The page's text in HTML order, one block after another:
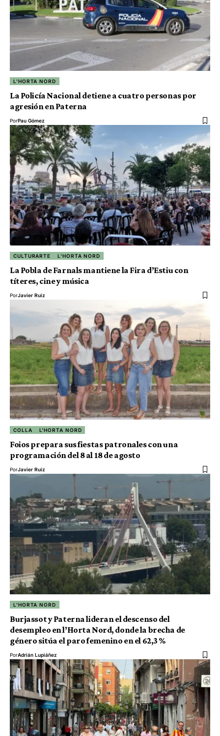
L'HORTA NORD
La Policía Nacional detiene a cuatro personas por
agresión en Paterna
PorPau Gómez
CULTURARTE L'HORTA NORD
La Pobla de Farnals mantiene la Fira d’Estiu con
títeres, cine y música
PorJavier Ruiz
COLLA L'HORTA NORD
Foios prepara sus fiestas patronales con una
programación del 8 al 18 de agosto
PorJavier Ruiz
L'HORTA NORD
Burjassot y Paterna lideran el descenso del
desempleo en l’Horta Nord, donde la brecha de
género sitúa el paro femenino en el 62,3 %
PorAdrián Lupiáñez